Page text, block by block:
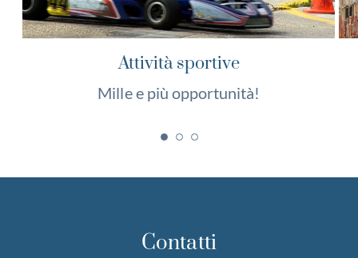
Attività sportive
Mille e più opportunità!
Contatti